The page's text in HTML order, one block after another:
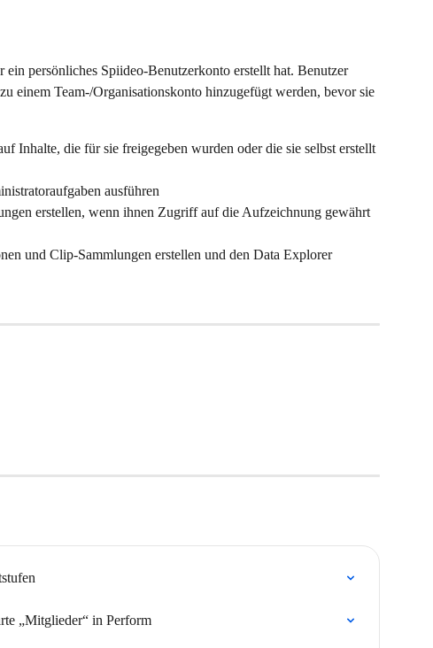
ein persönliches Spiideo-Benutzerkonto erstellt hat. Benutzer
einem Team-/Organisationskonto hinzugefügt werden, bevor sie
Inhalte, die für sie freigegeben wurden oder die sie selbst erstellt
ausführen
erstellen, wenn ihnen Zugriff auf die Aufzeichnung gewährt
und Clip-Sammlungen erstellen und den Data Explorer
„Mitglieder“ in Perform